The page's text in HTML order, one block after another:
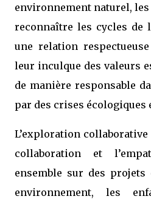
environnement naturel,
reconnaître les cycles de
une relation
leur inculque des valeurs
de manière responsable
par des crises écologiques
L’exploration
collaboration et
ensemble sur des
environnement, les